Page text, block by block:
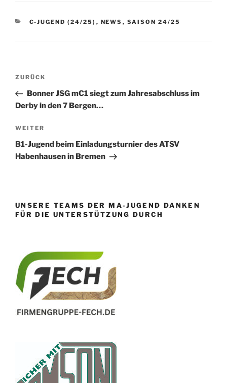
KATEGORIEN
C-JUGEND (24/25) , NEWS , SAISON 24/25
Beitragsnavigation
Vorheriger
Beitrag
ZURÜCK
Bonner JSG mC1 siegt zum Jahresabschluss im
Derby in den 7 Bergen…
Nächster
Beitrag
WEITER
B1-Jugend beim Einladungsturnier des ATSV
Habenhausen in Bremen
UNSERE TEAMS DER MA-JUGEND DANKEN
FÜR DIE UNTERSTÜTZUNG DURCH